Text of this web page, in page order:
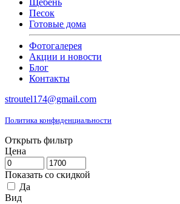
Щебень
Песок
Готовые дома
Фотогалерея
Акции и новости
Блог
Контакты
stroutel174@gmail.com
Политика конфиденциальности
Открыть фильтр
Цена
Показать со скидкой
Да
Вид